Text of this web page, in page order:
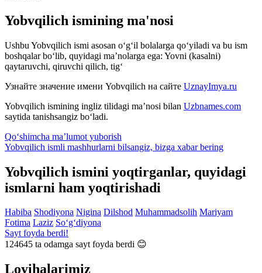
Yobvqilich ismining ma'nosi
Ushbu Yobvqilich ismi asosan o‘g‘il bolalarga qo‘yiladi va bu ism
boshqalar bo‘lib, quyidagi ma’nolarga ega: Yovni (kasalni)
qaytaruvchi, qiruvchi qilich, tig‘
Узнайте значение имени Yobvqilich на сайте UznayImya.ru
Yobvqilich ismining ingliz tilidagi ma’nosi bilan Uzbnames.com
saytida tanishsangiz bo‘ladi.
Qo‘shimcha ma’lumot yuborish
Yobvqilich ismli mashhurlarni bilsangiz, bizga xabar bering
Yobvqilich ismini yoqtirganlar, quyidagi
ismlarni ham yoqtirishadi
Habiba Shodiyona Nigina Dilshod Muhammadsolih Mariyam
Fotima Laziz So‘g‘diyona
Sayt foyda berdi!
124645 ta odamga sayt foyda berdi 😊
Loyihalarimiz